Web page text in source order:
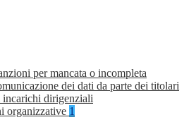
per mancata o incompleta
dei dati da parte dei titolari
incarichi dirigenziali
organizzative 1